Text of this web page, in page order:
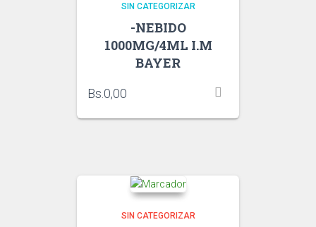
SIN CATEGORIZAR
-NEBIDO
1000MG/4ML I.M
BAYER
Bs. 0,00
SIN CATEGORIZAR